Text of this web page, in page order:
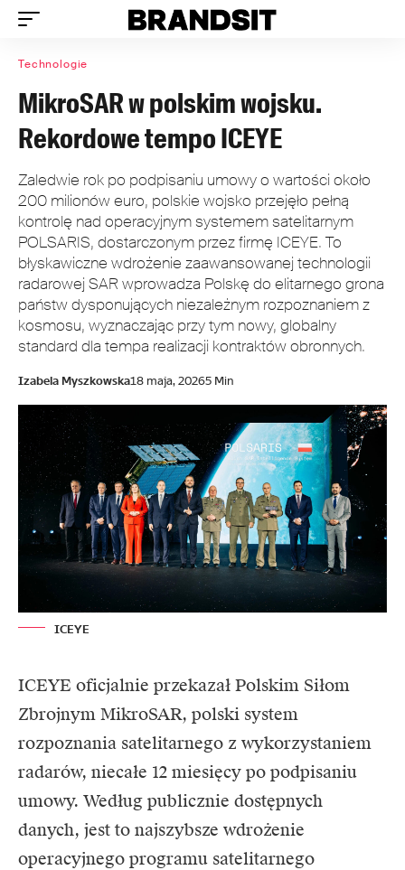
Technologie
MikroSAR w polskim wojsku.
Rekordowe tempo ICEYE
Zaledwie rok po podpisaniu umowy o wartości około
200 milionów euro, polskie wojsko przejęło pełną
kontrolę nad operacyjnym systemem satelitarnym
POLSARIS, dostarczonym przez firmę ICEYE. To
błyskawiczne wdrożenie zaawansowanej technologii
radarowej SAR wprowadza Polskę do elitarnego grona
państw dysponujących niezależnym rozpoznaniem z
kosmosu, wyznaczając przy tym nowy, globalny
standard dla tempa realizacji kontraktów obronnych.
Izabela Myszkowska18 maja, 20265 Min
ICEYE
ICEYE oficjalnie przekazał Polskim Siłom
Zbrojnym MikroSAR, polski system
rozpoznania satelitarnego z wykorzystaniem
radarów, niecałe 12 miesięcy po podpisaniu
umowy. Według publicznie dostępnych
danych, jest to najszybsze wdrożenie
operacyjnego programu satelitarnego